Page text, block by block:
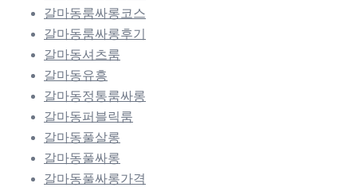
갈마동룸싸롱코스
갈마동룸싸롱후기
갈마동셔츠룸
갈마동유흥
갈마동정통룸싸롱
갈마동퍼블릭룸
갈마동풀살롱
갈마동풀싸롱
갈마동풀싸롱가격